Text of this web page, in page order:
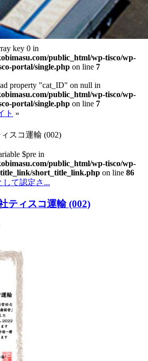
key 0 in
public_html/wp-tisco/wp-
portal/single.php on line 7
property "cat_ID" on null in
public_html/wp-tisco/wp-
portal/single.php on line 7
ト »
スコ運輸 (002)
$pre in
public_html/wp-tisco/wp-
short_title_link.php on line 86
て認定さ...
ティスコ運輸 (002)